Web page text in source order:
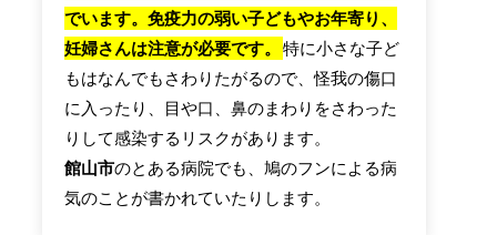
でいます。免疫力の弱い子どもやお年寄り、
妊婦さんは注意が必要です。
特に小さな子ど
もはなんでもさわりたがるので、怪我の傷口
に入ったり、目や口、鼻のまわりをさわった
りして感染するリスクがあります。
館山市のとある病院でも、鳩のフンによる病
気のことが書かれていたりします。